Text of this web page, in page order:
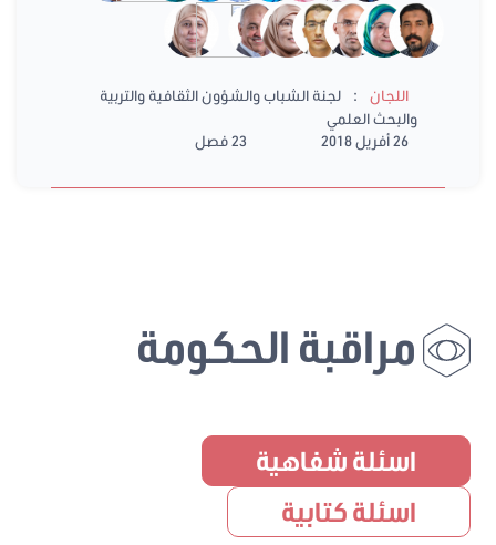
اللجان :
لجنة الشباب والشؤون الثقافية والتربية
والبحث العلمي
26 أفريل 2018
23 فصل
مراقبة الحكومة
اسئلة شفاهية
اسئلة كتابية